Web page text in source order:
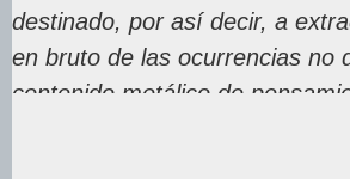
destinado, por así decir, a
en bruto de las ocurrencias no
contenido metálico de